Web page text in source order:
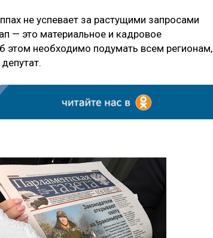
не успевает за растущими запросами
— это материальное и кадровое
этом необходимо подумать всем регионам,